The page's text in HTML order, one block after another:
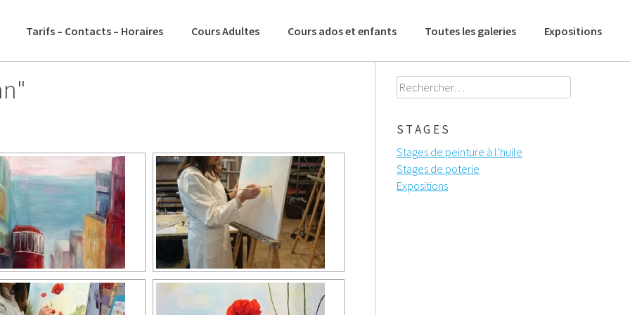
Tarifs – Contacts – Horaires Cours Adultes Cours ados et enfants Toutes les galeries Expositions
Rechercher :
STAGES
Stages de peinture à l’huile
Stages de poterie
Expositions